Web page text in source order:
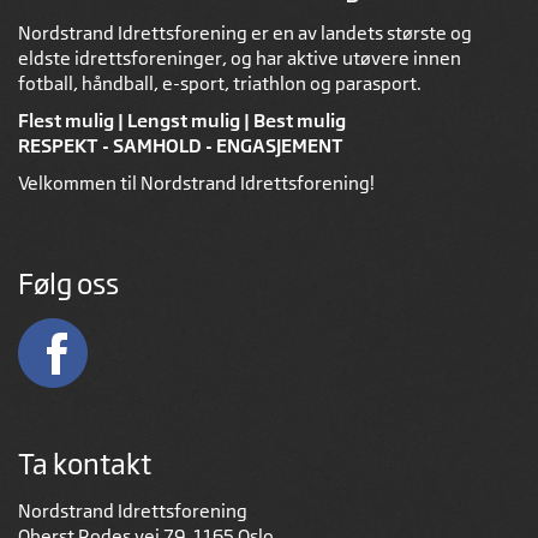
Nordstrand Idrettsforening er en av landets største og
eldste idrettsforeninger, og har aktive utøvere innen
fotball, håndball, e-sport, triathlon og parasport.
Flest mulig | Lengst mulig | Best mulig
RESPEKT - SAMHOLD - ENGASJEMENT
Velkommen til Nordstrand Idrettsforening!
Følg oss
Ta kontakt
Nordstrand Idrettsforening